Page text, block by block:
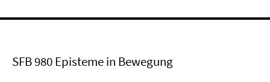
SFB 980 Episteme in Bewegung